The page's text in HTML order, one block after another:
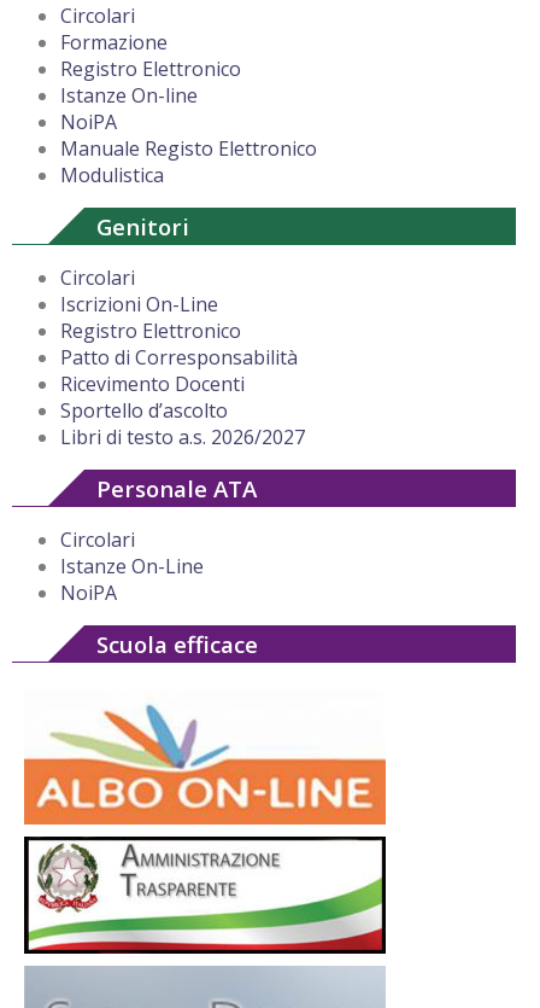
Circolari
Formazione
Registro Elettronico
Istanze On-line
NoiPA
Manuale Registo Elettronico
Modulistica
Genitori
Circolari
Iscrizioni On-Line
Registro Elettronico
Patto di Corresponsabilità
Ricevimento Docenti
Sportello d’ascolto
Libri di testo a.s. 2026/2027
Personale ATA
Circolari
Istanze On-Line
NoiPA
Scuola efficace